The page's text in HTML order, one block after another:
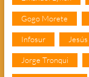
Gogo Morete
Infosur
Jorge Tronqui